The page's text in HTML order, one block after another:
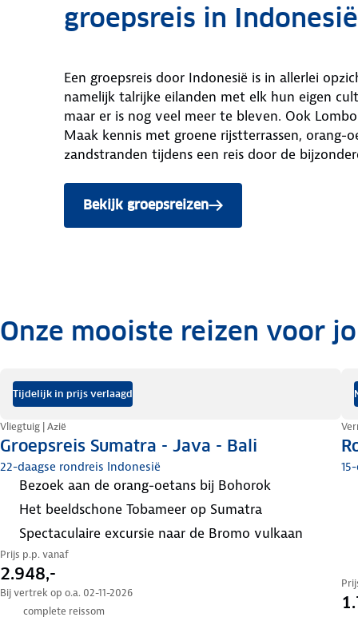
groepsreis in Indonesië
Een groepsreis door Indonesië is in allerlei
namelijk talrijke eilanden met elk hun eigen
maar er is nog veel meer te bleven. Ook
Maak kennis met groene rijstterrassen,
zandstranden tijdens een reis door de
Bekijk groepsreizen
naar Indonesië
.Onze mooiste reizen voor
Tijdelijk in prijs verlaagd
Groepsreis Sumatra - Java - Bali
Vliegtuig | Azië
22-daagse rondreis Indonesië
bezoek aan de orang-oetans bij Bohorok
het beeldschone Tobameer op Sumatra
spectaculaire excursie naar de Bromo vulkaan
Prijs p.p. vanaf
2.948,-
Bij vertrek op o.a. 02-11-2026
complete reissom